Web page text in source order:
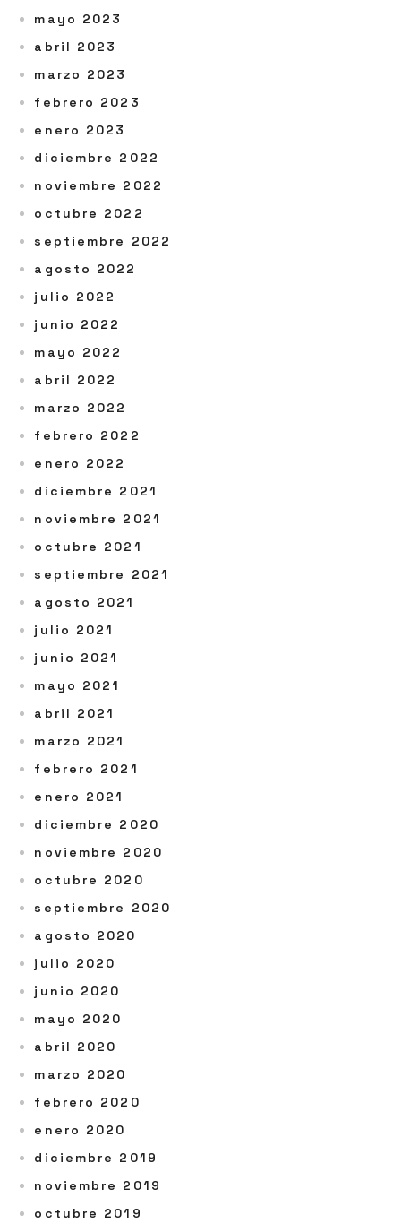
mayo 2023
abril 2023
marzo 2023
febrero 2023
enero 2023
diciembre 2022
noviembre 2022
octubre 2022
septiembre 2022
agosto 2022
julio 2022
junio 2022
mayo 2022
abril 2022
marzo 2022
febrero 2022
enero 2022
diciembre 2021
noviembre 2021
octubre 2021
septiembre 2021
agosto 2021
julio 2021
junio 2021
mayo 2021
abril 2021
marzo 2021
febrero 2021
enero 2021
diciembre 2020
noviembre 2020
octubre 2020
septiembre 2020
agosto 2020
julio 2020
junio 2020
mayo 2020
abril 2020
marzo 2020
febrero 2020
enero 2020
diciembre 2019
noviembre 2019
octubre 2019